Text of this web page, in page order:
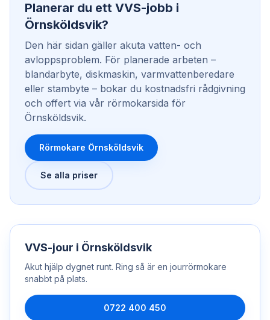
Planerar du ett VVS-jobb i
Örnsköldsvik?
Den här sidan gäller akuta vatten- och
avloppsproblem. För planerade arbeten –
blandarbyte, diskmaskin, varmvattenberedare
eller stambyte – bokar du kostnadsfri rådgivning
och offert via vår rörmokarsida för
Örnsköldsvik.
Rörmokare Örnsköldsvik
Se alla priser
VVS-jour i Örnsköldsvik
Akut hjälp dygnet runt. Ring så är en jourrörmokare
snabbt på plats.
0722 400 450